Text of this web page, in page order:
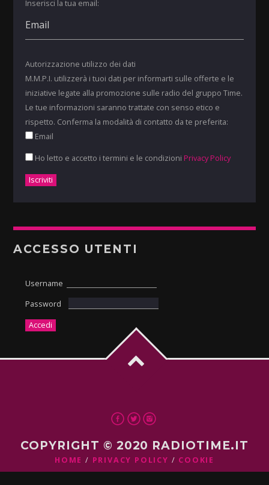
Inserisci la tua email:
Autorizzazione utilizzo dei dati
M.M.P.I. utilizzerà i tuoi dati per informarti sulle offerte e le
iniziative legate alla promozione sulle radio del gruppo Time.
Le tue informazioni saranno trattate con senso etico e
rispetto. Conferma la modalità di contatto da te preferita:
Email
Ho letto e accetto i termini e le condizioni Privacy Policy
ACCESSO UTENTI
Username
Password
COPYRIGHT © 2020 RADIOTIME.IT
HOME PRIVACY POLICY COOKIE